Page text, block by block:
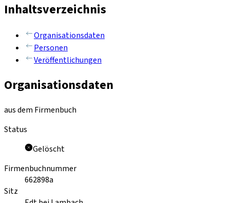
Inhaltsverzeichnis
Organisationsdaten
Personen
Veröffentlichungen
Organisationsdaten
aus dem Firmenbuch
Status
Gelöscht
Firmenbuchnummer
662898a
Sitz